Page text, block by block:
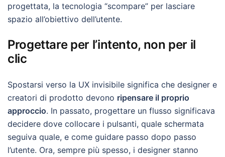
progettata, la tecnologia “scompare” per lasciare
spazio all’obiettivo dell’utente.
Progettare per l’intento, non per il
clic
Spostarsi verso la UX invisibile significa che designer e
creatori di prodotto devono ripensare il proprio
approccio. In passato, progettare un flusso significava
decidere dove collocare i pulsanti, quale schermata
seguiva quale, e come guidare passo dopo passo
l’utente. Ora, sempre più spesso, i designer stanno